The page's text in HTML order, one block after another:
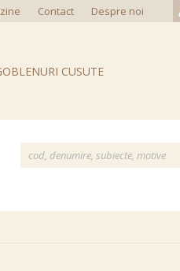
CUSUTE
Contact Despre noi